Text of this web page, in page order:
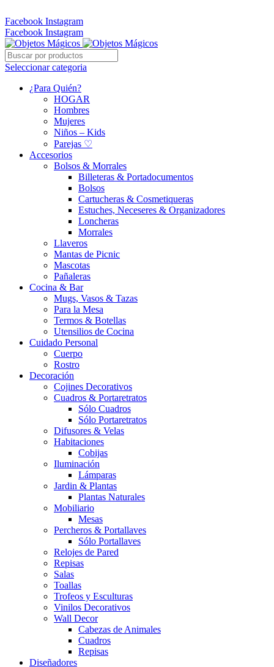
Facebook Instagram
Facebook Instagram
Seleccionar categoria
¿Para Quién?
HOGAR
Hombres
Mujeres
Niños – Kids
Parejas ♡
Accesorios
Bolsos & Morrales
Billeteras & Portadocumentos
Bolsos
Cartucheras & Cosmetiqueras
Estuches, Neceseres & Organizadores
Loncheras
Morrales
Llaveros
Mantas de Picnic
Mascotas
Pañaleras
Cocina & Bar
Mugs, Vasos & Tazas
Para la Mesa
Termos & Botellas
Utensilios de Cocina
Cuidado Personal
Cuerpo
Rostro
Decoración
Cojines Decorativos
Cuadros & Portaretratos
Sólo Cuadros
Sólo Portaretratos
Difusores & Velas
Habitaciones
Cobijas
Iluminación
Lámparas
Jardin & Plantas
Plantas Naturales
Mobiliario
Mesas
Percheros & Portallaves
Sólo Portallaves
Relojes de Pared
Repisas
Salas
Toallas
Trofeos y Esculturas
Vinilos Decorativos
Wall Decor
Cabezas de Animales
Cuadros
Repisas
Diseñadores